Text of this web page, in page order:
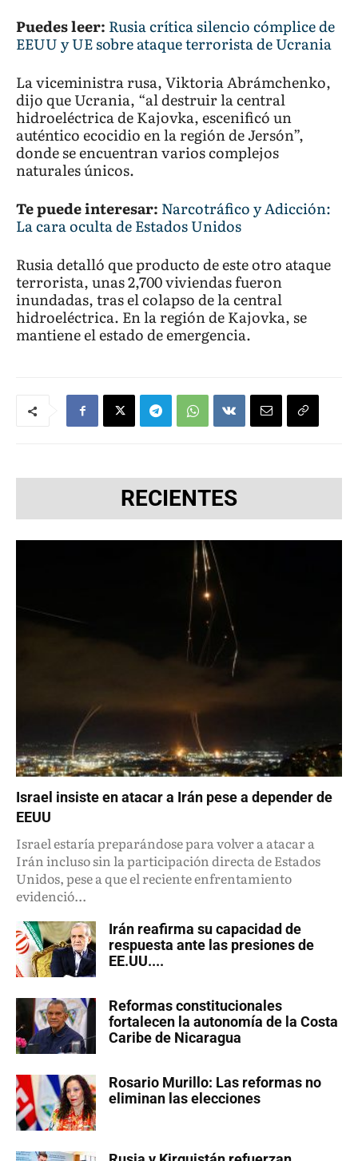
Puedes leer: Rusia crítica silencio cómplice de
EEUU y UE sobre ataque terrorista de Ucrania
La viceministra rusa, Viktoria Abrámchenko,
dijo que Ucrania, “al destruir la central
hidroeléctrica de Kajovka, escenificó un
auténtico ecocidio en la región de Jersón”,
donde se encuentran varios complejos
naturales únicos.
Te puede interesar: Narcotráfico y Adicción:
La cara oculta de Estados Unidos
Rusia detalló que producto de este otro ataque
terrorista, unas 2,700 viviendas fueron
inundadas, tras el colapso de la central
hidroeléctrica. En la región de Kajovka, se
mantiene el estado de emergencia.
RECIENTES
Israel insiste en atacar a Irán pese a depender de
EEUU
Israel estaría preparándose para volver a atacar a
Irán incluso sin la participación directa de Estados
Unidos, pese a que el reciente enfrentamiento
evidenció...
Irán reafirma su capacidad de
respuesta ante las presiones de
EE.UU....
Reformas constitucionales
fortalecen la autonomía de la Costa
Caribe de Nicaragua
Rosario Murillo: Las reformas no
eliminan las elecciones